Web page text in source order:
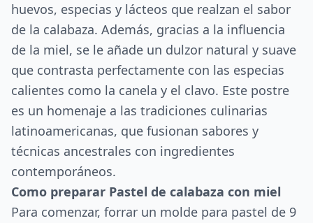
huevos, especias y lácteos que realzan el sabor
de la calabaza. Además, gracias a la influencia
de la miel, se le añade un dulzor natural y suave
que contrasta perfectamente con las especias
calientes como la canela y el clavo. Este postre
es un homenaje a las tradiciones culinarias
latinoamericanas, que fusionan sabores y
técnicas ancestrales con ingredientes
contemporáneos.
Como preparar Pastel de calabaza con miel
Para comenzar, forrar un molde para pastel de 9